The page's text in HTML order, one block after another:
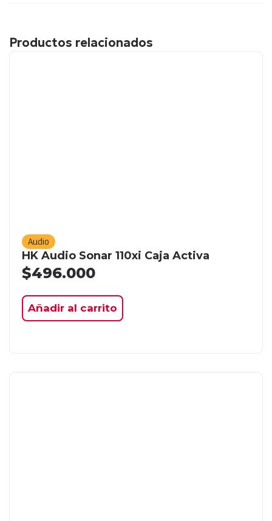
Productos relacionados
Audio
HK Audio Sonar 110xi Caja Activa
$496.000
Añadir al carrito